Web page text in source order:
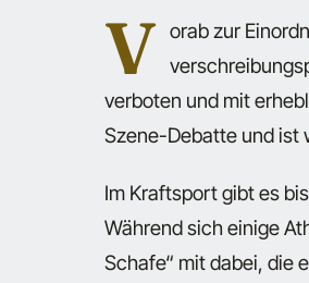
V orab zur
verboten und mit
Szene-Debatte und ist
Im Kraftsport gibt es
Während sich einige
Schafe“ mit dabei, die